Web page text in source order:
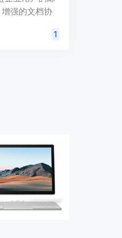
强的文档协
1